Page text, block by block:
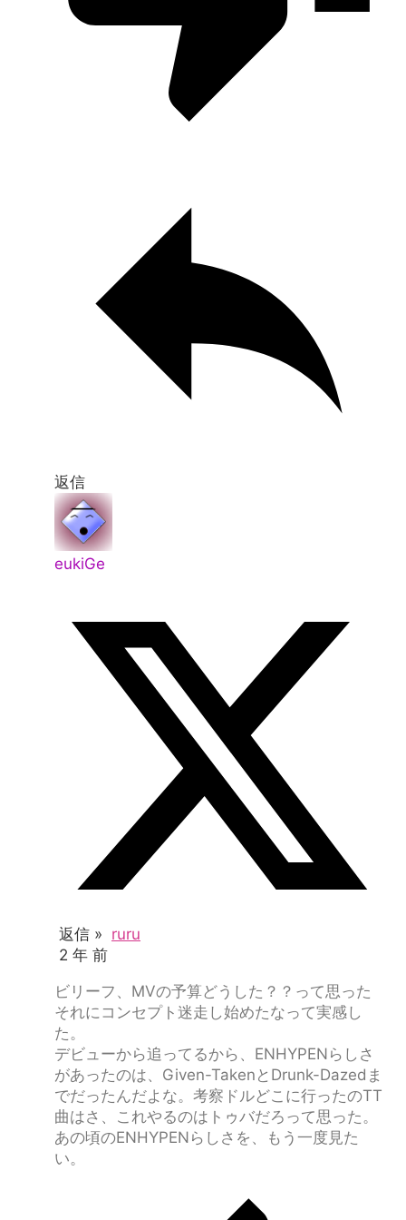
返信
eukiGe
返信 » ruru
2 年 前
ビリーフ、MVの予算どうした？？って思った
それにコンセプト迷走し始めたなって実感し
た。
デビューから追ってるから、ENHYPENらしさ
があったのは、Given-TakenとDrunk-Dazedま
でだったんだよな。考察ドルどこに行ったのTT
曲はさ、これやるのはトゥバだろって思った。
あの頃のENHYPENらしさを、もう一度見た
い。